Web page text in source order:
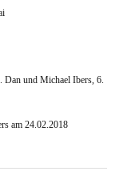
und Michael Ibers, 6.
am 24.02.2018